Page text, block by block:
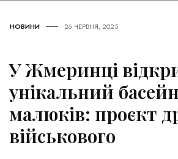
НОВИНИ 26 ЧЕРВНЯ, 2025
У Жмеринці
унікальний
малюків: проєкт
військового